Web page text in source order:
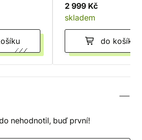
2 999 Kč
skladem
do košíku
nehodnotil, buď první!